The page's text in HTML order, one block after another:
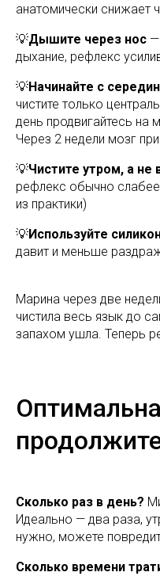
анатомически снижает
💡Дышите через нос —
дыхание, рефлекс
💡Начинайте с
чистите только
день продвигайтесь на
Через 2 недели мозг
💡Чистите утром, а не
рефлекс обычно
из практики)
💡Используйте
давит и меньше
Марина через две
чистила весь язык до
запахом ушла. Теперь
Сколько раз в день?
Идеально — два раза,
нужно, можете
Сколько времени